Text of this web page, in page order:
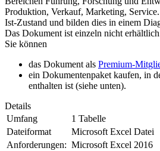
Produktion, Verkauf, Marketing,
Ist-Zustand und bilden dies in einem
Das Dokument ist einzeln nicht
Sie können
das Dokument als Premium-
ein Dokumentenpaket kaufen, in
enthalten ist (siehe unten).
Details
Umfang
1 Tabelle
Dateiformat
Microsoft Excel Datei
Anforderungen: Microsoft Excel 2016